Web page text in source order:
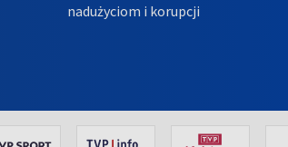
nadużyciom i korupcji